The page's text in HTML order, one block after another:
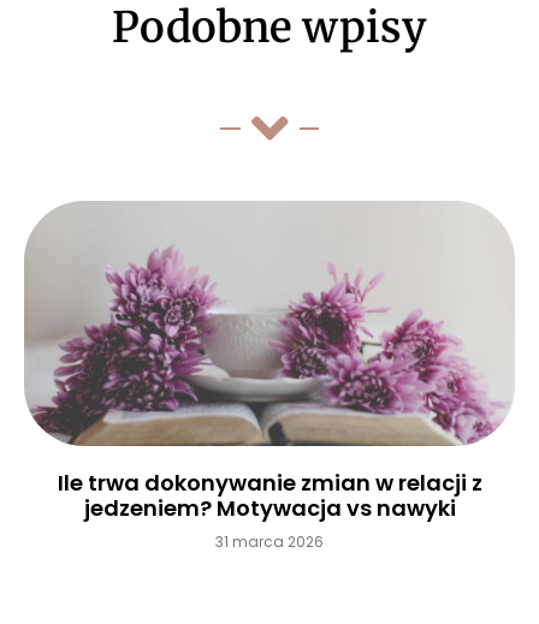
Podobne wpisy
Ile trwa dokonywanie zmian w relacji z
jedzeniem? Motywacja vs nawyki
31 marca 2026